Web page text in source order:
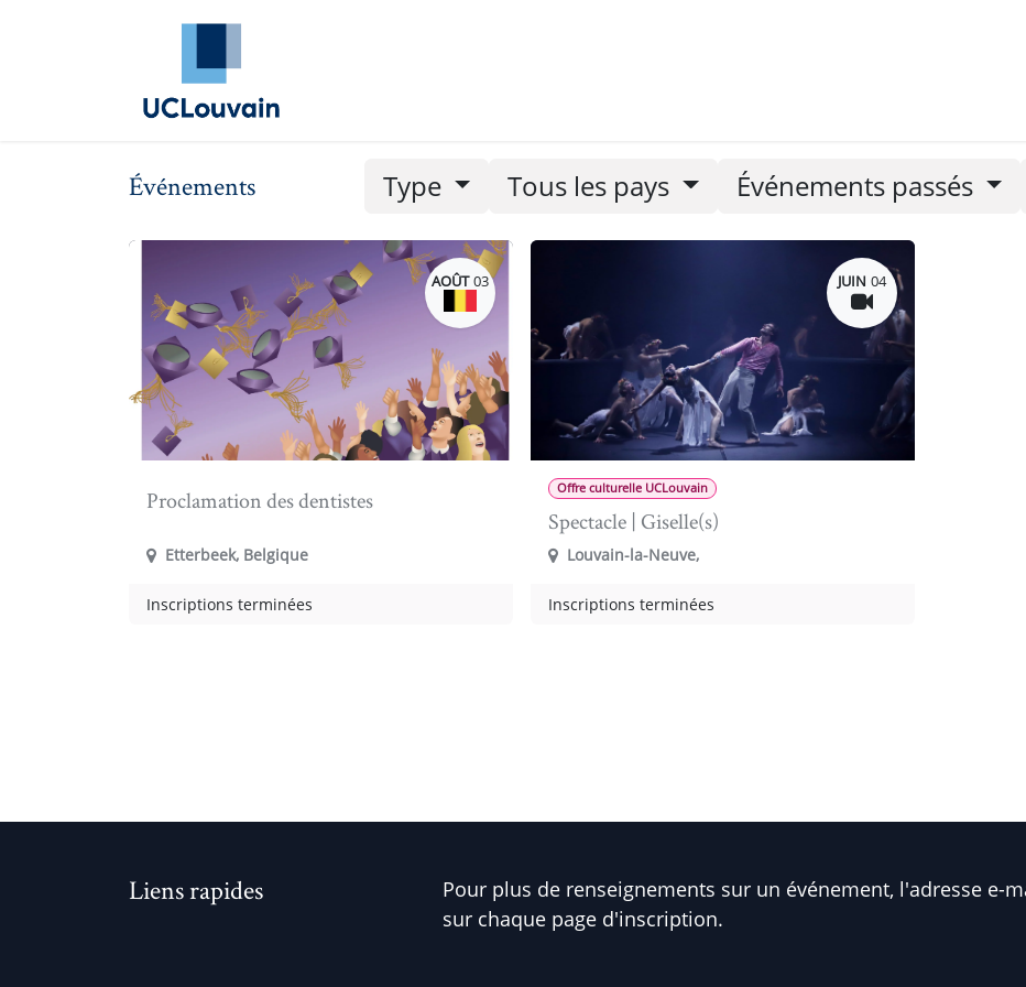
Se rendre au contenu
Événements Type Tous les pays Événements passés
AOÛT 03
Proclamation des dentistes
Etterbeek, Belgique
Inscriptions terminées
JUIN 04
Offre culturelle UCLouvain
Spectacle | Giselle(s)
Louvain-la-Neuve,
Inscriptions terminées
Liens rapides
Pour plus de renseignements sur un événement, l'adresse e-
sur chaque page d'inscription.